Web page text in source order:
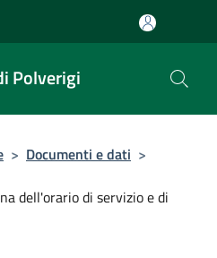
Polverigi
> Documenti e dati >
dell'orario di servizio e di